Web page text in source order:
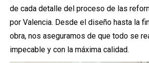
de cada detalle del proceso de las
por Valencia. Desde el diseño hasta la
obra, nos aseguramos de que todo se
impecable y con la máxima calidad.